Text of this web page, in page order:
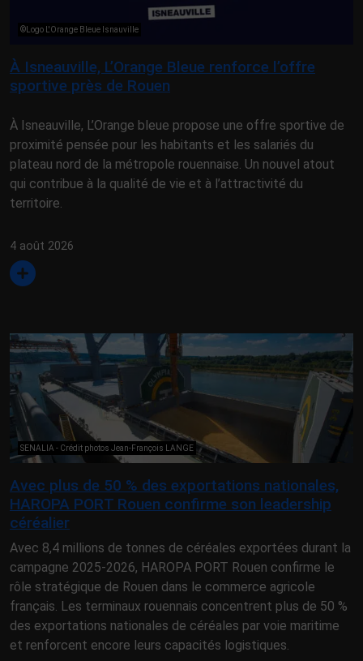
©Logo L'Orange Bleue Isnauville
À Isneauville, L’Orange Bleue renforce l’offre
sportive près de Rouen
À Isneauville, L’Orange bleue propose une offre sportive de
proximité pensée pour les habitants et les salariés du
plateau nord de la métropole rouennaise. Un nouvel atout
qui contribue à la qualité de vie et à l’attractivité du
territoire.
4 août 2026
SENALIA - Crédit photos Jean-François LANGE
Avec plus de 50 % des exportations nationales,
HAROPA PORT Rouen confirme son leadership
céréalier
Avec 8,4 millions de tonnes de céréales exportées durant la
campagne 2025-2026, HAROPA PORT Rouen confirme le
rôle stratégique de Rouen dans le commerce agricole
français. Les terminaux rouennais concentrent plus de 50 %
des exportations nationales de céréales par voie maritime
et renforcent encore leurs capacités logistiques.